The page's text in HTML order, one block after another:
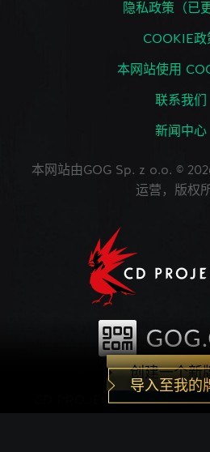
创建一个新
导入至我的
隐私政策（已
COOKIE政
本网站使用
联系我们
新闻中心
本网站由GOG Sp. z o.o. ©
运营，版权
CD PROJEKT®, The